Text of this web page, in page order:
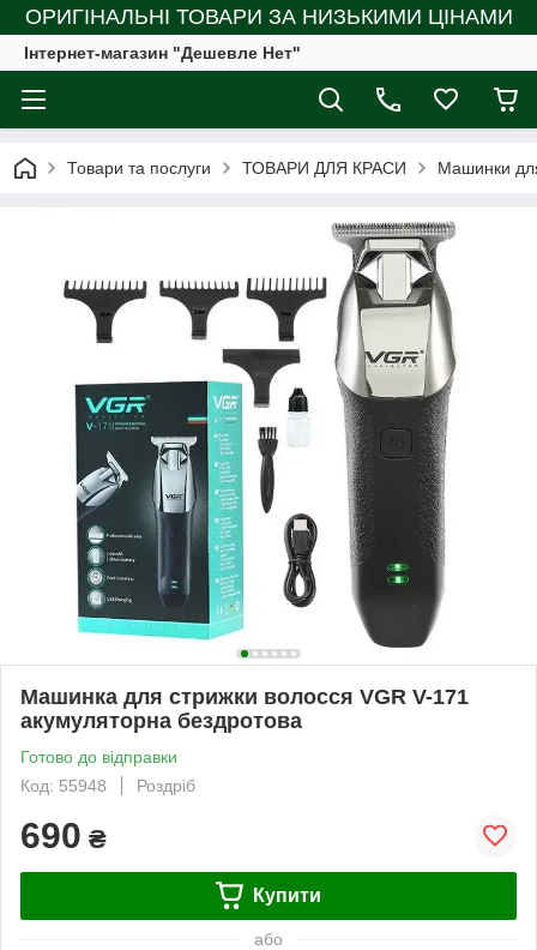
ОРИГІНАЛЬНІ ТОВАРИ ЗА НИЗЬКИМИ ЦІНАМИ
Інтернет-магазин "Дешевле Нет"
Товари та послуги ТОВАРИ ДЛЯ КРАСИ Машинки
Машинка для стрижки волосся VGR V-171
акумуляторна бездротова
Готово до відправки
Код: 55948
Роздріб
690 ₴
Купити
або